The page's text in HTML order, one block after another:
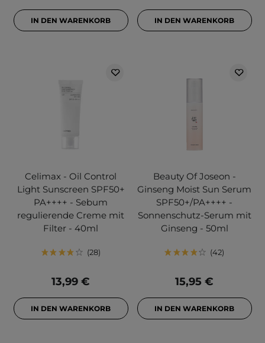
IN DEN WARENKORB IN DEN WARENKORB
Celimax - Oil Control
Light Sunscreen SPF50+
PA++++ - Sebum
regulierende Creme mit
Filter - 40ml
28
13,99 €
IN DEN WARENKORB
Beauty Of Joseon -
Ginseng Moist Sun Serum
SPF50+/PA++++ -
Sonnenschutz-Serum mit
Ginseng - 50ml
42
15,95 €
IN DEN WARENKORB